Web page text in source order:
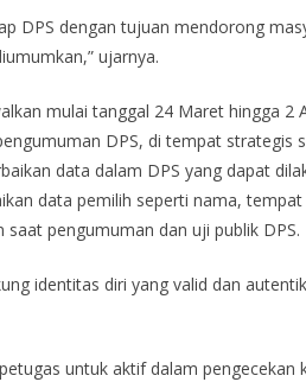
DPS dengan tujuan mendorong
ujarnya.
mulai tanggal 24 Maret hingga 2
DPS, di tempat strategis
data dalam DPS yang dapat
data pemilih seperti nama,
pengumuman dan uji publik DPS.
identitas diri yang valid dan
untuk aktif dalam pengecekan